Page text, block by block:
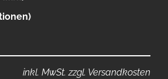
inkl. MwSt. zzgl. Versandkosten